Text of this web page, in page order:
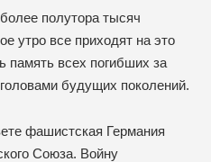
полутора тысяч
утро все приходят на это
память всех погибших за
будущих поколений.
фашистская Германия
Союза. Войну